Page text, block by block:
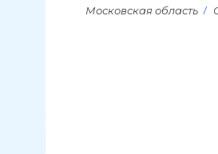
Московская область